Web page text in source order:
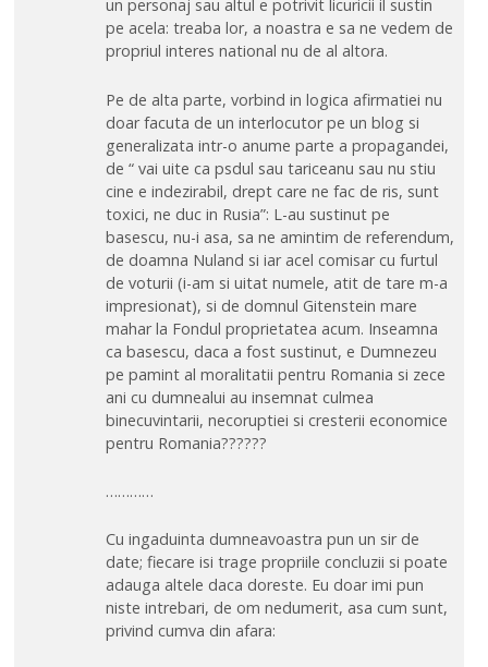
un personaj sau altul e potrivit licuricii il sustin
pe acela: treaba lor, a noastra e sa ne vedem de
propriul interes national nu de al altora.
Pe de alta parte, vorbind in logica afirmatiei nu
doar facuta de un interlocutor pe un blog si
generalizata intr-o anume parte a propagandei,
de “ vai uite ca psdul sau tariceanu sau nu stiu
cine e indezirabil, drept care ne fac de ris, sunt
toxici, ne duc in Rusia”: L-au sustinut pe
basescu, nu-i asa, sa ne amintim de referendum,
de doamna Nuland si iar acel comisar cu furtul
de voturii (i-am si uitat numele, atit de tare m-a
impresionat), si de domnul Gitenstein mare
mahar la Fondul proprietatea acum. Inseamna
ca basescu, daca a fost sustinut, e Dumnezeu
pe pamint al moralitatii pentru Romania si zece
ani cu dumnealui au insemnat culmea
binecuvintarii, necoruptiei si cresterii economice
pentru Romania??????
…………
Cu ingaduinta dumneavoastra pun un sir de
date; fiecare isi trage propriile concluzii si poate
adauga altele daca doreste. Eu doar imi pun
niste intrebari, de om nedumerit, asa cum sunt,
privind cumva din afara: